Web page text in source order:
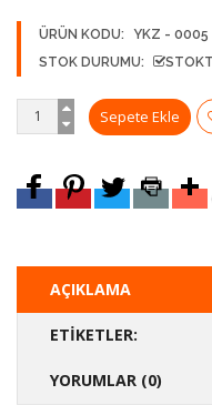
ÜRÜN KODU:
YKZ - 0005
STOK DURUMU:
AÇIKLAMA
ETIKETLER:
YORUMLAR (0)